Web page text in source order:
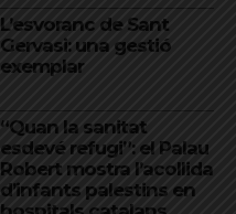
L’esvoranc de Sant
Gervasi: una gestió
exemplar
“Quan la sanitat
esdevé refugi”: el Palau
Robert mostra l’acollida
d’infants palestins en